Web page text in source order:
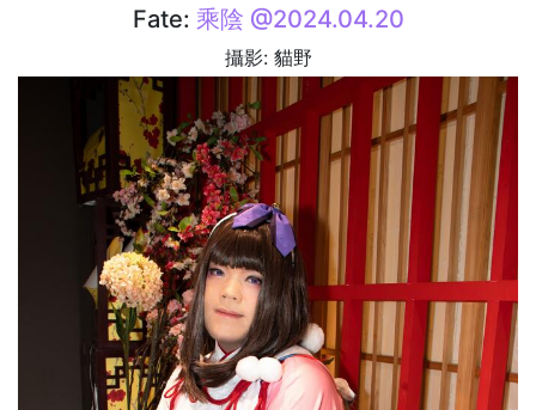
Fate: 乘陰 @2024.04.20
攝影: 貓野